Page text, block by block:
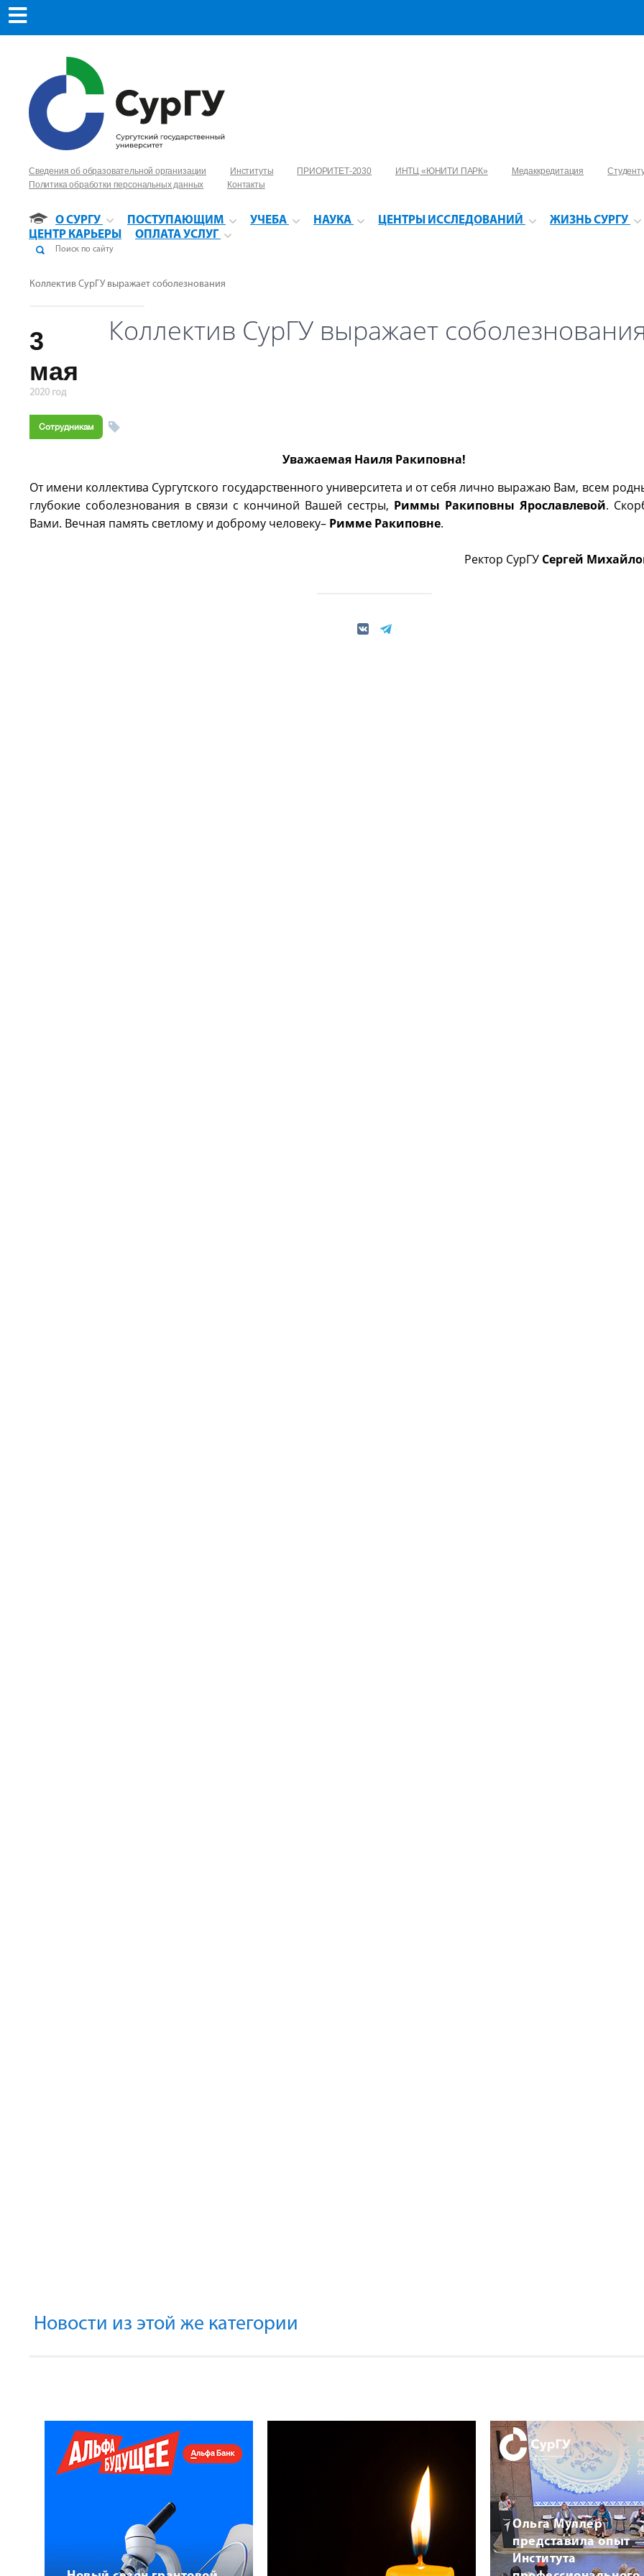
Сведения об образовательной организации Институты ПРИОРИТЕТ-2030 ИНТЦ «ЮНИТИ ПАРК» Медаккредитация
Политика обработки персональных данных
Контакты
О СУРГУ ПОСТУПАЮЩИМ УЧЕБА НАУКА ЦЕНТРЫ ИССЛЕДОВАНИЙ
ЖИЗНЬ СУРГУ
ЦЕНТР КАРЬЕРЫ
ОПЛАТА УСЛУГ
Коллектив СурГУ выражает соболезнования
3
мая
2020 год
Коллектив СурГУ выражает
Сотрудникам
Уважаемая Наиля Ракиповна!
От имени коллектива Сургутского государственного университета и от себя лично выражаю Вам, всем
глубокие соболезнования в связи с кончиной Вашей сестры, Риммы Ракиповны Ярославлевой.
Вами. Вечная память светлому и доброму человеку– Римме Ракиповне.
Ректор СурГУ Сергей
Новости из этой же категории
Ольга Муллер
представила опыт
Института